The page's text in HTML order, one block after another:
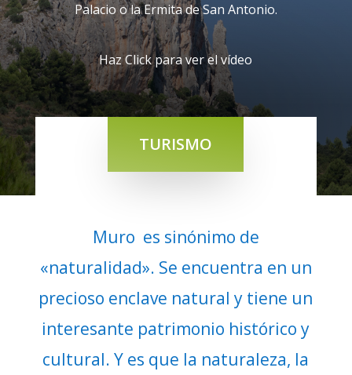
Palacio o la Ermita de San Antonio.
Haz Click para ver el vídeo
TURISMO
Muro es sinónimo de
«naturalidad». Se encuentra en un
precioso enclave natural y tiene un
interesante patrimonio histórico y
cultural. Y es que la naturaleza, la